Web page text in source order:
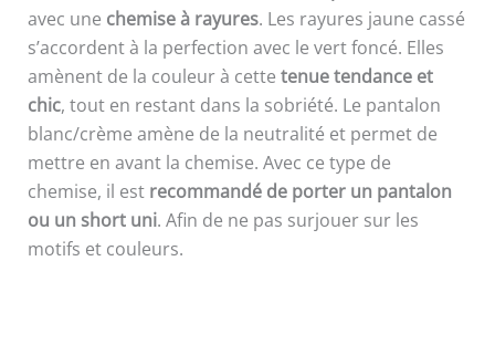
avec une chemise à rayures. Les rayures jaune cassé
s’accordent à la perfection avec le vert foncé. Elles
amènent de la couleur à cette tenue tendance et
chic, tout en restant dans la sobriété. Le pantalon
blanc/crème amène de la neutralité et permet de
mettre en avant la chemise. Avec ce type de
chemise, il est recommandé de porter un pantalon
ou un short uni. Afin de ne pas surjouer sur les
motifs et couleurs.